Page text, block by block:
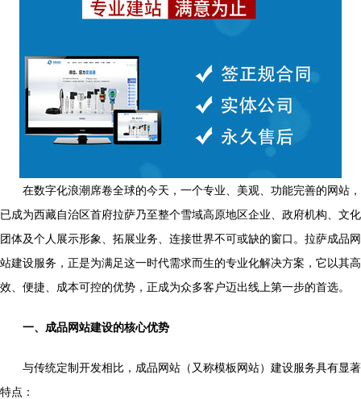
在数字化浪潮席卷全球的今天，一个专业、美观、功能完善的网站，
已成为西藏自治区首府拉萨乃至整个雪域高原地区企业、政府机构、文化
团体及个人展示形象、拓展业务、连接世界不可或缺的窗口。拉萨成品网
站建设服务，正是为满足这一时代需求而生的专业化解决方案，它以其高
效、便捷、成本可控的优势，正成为众多客户迈出线上第一步的首选。
一、成品网站建设的核心优势
与传统定制开发相比，成品网站（又称模板网站）建设服务具有显著
特点：